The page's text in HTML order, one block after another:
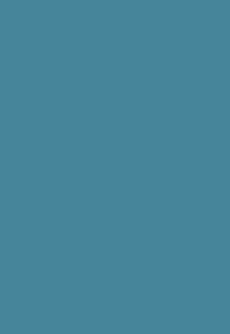
du Premier Ministre du 23
organisme privé, sans but
français, qui a pour mission
relations culturelles et
Ses ressources proviennent
dotation initiale de trois
environ 20 millions d’euros à
France par la Fondation
Fondation de l’Industrie
Construction Navale). Des